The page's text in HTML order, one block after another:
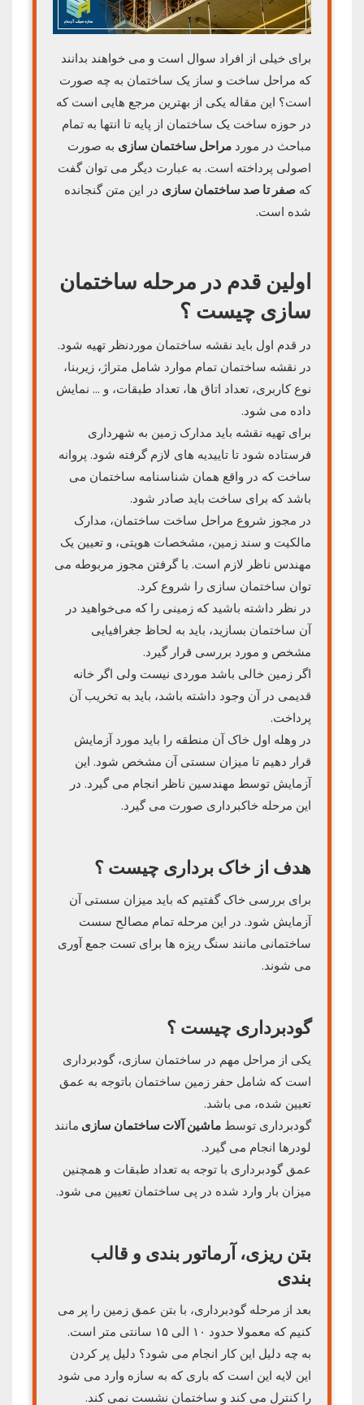
برای خیلی از افراد سوال است و می خواهند بدانند
که مراحل ساخت و ساز یک ساختمان به چه صورت
است؟ این مقاله یکی از بهترین مرجع هایی است که
در حوزه ساخت یک ساختمان از پایه تا انتها به تمام
مباحث در مورد مراحل ساختمان سازی به صورت
اصولی پرداخته است. به عبارت دیگر می توان گفت
که صفر تا صد ساختمان سازی در این متن گنجانده
شده است.
اولین قدم در مرحله ساختمان
سازی چیست ؟
در قدم اول باید نقشه ساختمان موردنظر تهیه شود.
در نقشه ساختمان تمام موارد شامل متراژ، زیربنا،
نوع کاربری، تعداد اتاق‌ ها، تعداد طبقات، و … نمایش
داده می‌ شود.
برای تهیه نقشه باید مدارک زمین به شهرداری
فرستاده شود تا تاییدیه های لازم گرفته شود. پروانه
ساخت که در واقع همان شناسنامه ساختمان می
باشد که برای ساخت باید صادر شود.
در مجوز شروع مراحل ساخت ساختمان، مدارک
مالکیت و سند زمین، مشخصات هویتی، و تعیین یک
مهندس ناظر لازم است. با گرفتن مجوز مربوطه می
توان ساختمان سازی را شروع کرد.
در نظر داشته باشید که زمینی را که می‌خواهید در
آن ساختمان بسازید، باید به لحاظ جغرافیایی
مشخص و مورد بررسی قرار گیرد.
اگر زمین خالی باشد موردی نیست ولی اگر خانه
قدیمی در آن وجود داشته باشد، باید به تخریب آن
پرداخت.
در وهله اول خاک آن منطقه را باید مورد آزمایش
قرار دهیم تا میزان سستی آن مشخص شود. این
آزمایش توسط مهندسین ناظر انجام می گیرد. در
این مرحله خاکبرداری صورت می گیرد.
هدف از خاک برداری چیست ؟
برای بررسی خاک گفتیم که باید میزان سستی آن
آزمایش شود. در این مرحله تمام مصالح سست
ساختمانی مانند سنگ ریزه ها برای تست جمع آوری
می شوند.
گودبرداری چیست ؟
یکی از مراحل مهم در ساختمان سازی، گودبرداری
است که شامل حفر زمین ساختمان باتوجه به عمق
تعیین شده، می باشد.
گودبرداری توسط ماشین آلات ساختمان سازی مانند
لودرها انجام می گیرد.
عمق گودبرداری با توجه به تعداد طبقات و همچنین
میزان بار وارد شده در پی ساختمان تعیین می‌ شود.
بتن ریزی، آرماتور بندی و قالب
بندی
بعد از مرحله گودبرداری، با بتن عمق زمین را پر می
کنیم که معمولا حدود ۱۰ الی ۱۵ سانتی متر است.
به چه دلیل این کار انجام می شود؟ دلیل پر کردن
این لایه این است که باری که به سازه وارد می شود
را کنترل می کند و ساختمان نشست نمی کند.